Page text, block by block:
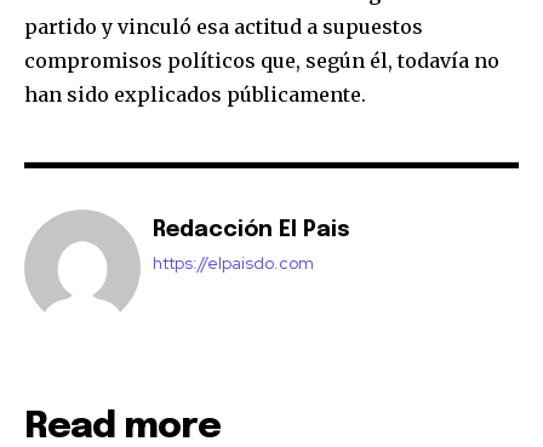
partido y vinculó esa actitud a supuestos
compromisos políticos que, según él, todavía no
han sido explicados públicamente.
Redacción El Pais
https://elpaisdo.com
Read more